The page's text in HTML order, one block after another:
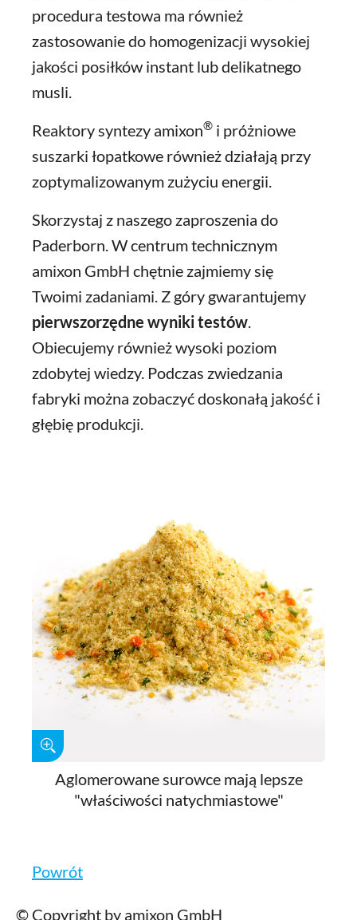
procedura testowa ma również
zastosowanie do homogenizacji wysokiej
jakości posiłków instant lub delikatnego
musli.
Reaktory syntezy amixon® i próżniowe
suszarki łopatkowe również działają przy
zoptymalizowanym zużyciu energii.
Skorzystaj z naszego zaproszenia do
Paderborn. W centrum technicznym
amixon GmbH chętnie zajmiemy się
Twoimi zadaniami. Z góry gwarantujemy
pierwszorzędne wyniki testów
Obiecujemy również wysoki poziom
zdobytej wiedzy. Podczas zwiedzania
fabryki można zobaczyć doskonałą jakość i
głębię produkcji.
Aglomerowane surowce mają lepsze
"właściwości natychmiastowe"
Powrót
© Copyright by amixon GmbH